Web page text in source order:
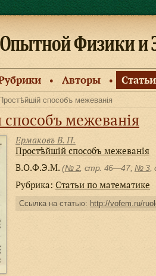
● Авторы ● Статьи
способъ межеванiя
межеванiя
Ермаковъ В. П.
Простѣйшiй способъ межеванiя
В.О.Ф.Э.М. (№ 2, стр. 46—47; № 3,
Рубрика: Статьи по математике
Ссылка на статью: http://vofem.ru/